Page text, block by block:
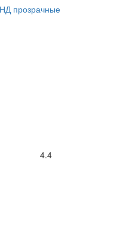
прозрачные
4.4